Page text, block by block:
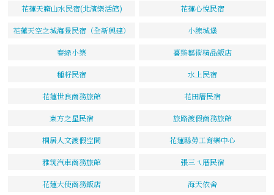
花蓮天籟山水民宿(北濱樂活館) 花蓮心悅民宿
花蓮天空之城海景民宿（全新興建） 小熊城堡
春綠小築 喜臻藝術精品飯店
種籽民宿 水上民宿
花蓮世良商務旅館 花田厝民宿
東方之星民宿 旅路渡假商務旅館
桐居人文渡假空間 花蓮縣勞工育樂中心
雅筑汽車商務旅館 張三ㄟ厝民宿
花蓮大使商務飯店 海天依舍